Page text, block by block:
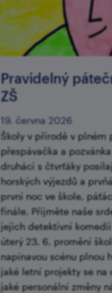
Pravidelný
ZŠ
19. června 2026
Školy v přírodě v plném
přespávačka a
druháci s čtvrťáky
horských výjezdů a
první noc ve škole,
finále. Přijměte naše
jejich detektivní
úterý 23. 6. promění
napínavou scénu plnou
jaké letní projekty se na
jaké personální změny